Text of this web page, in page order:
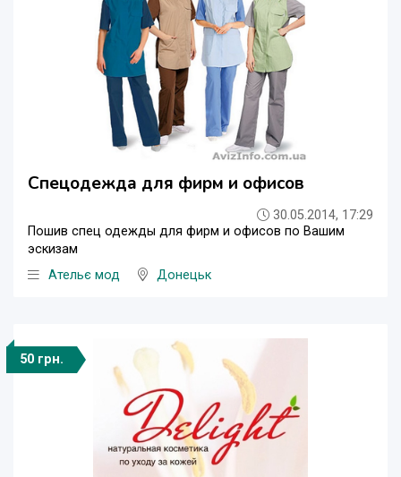
Спецодежда для фирм и офисов
30.05.2014, 17:29
Пошив спец одежды для фирм и офисов по Вашим
эскизам
Ательє мод
Донецьк
50 грн.